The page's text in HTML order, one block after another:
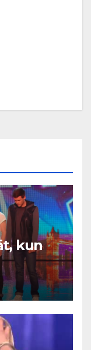
kun